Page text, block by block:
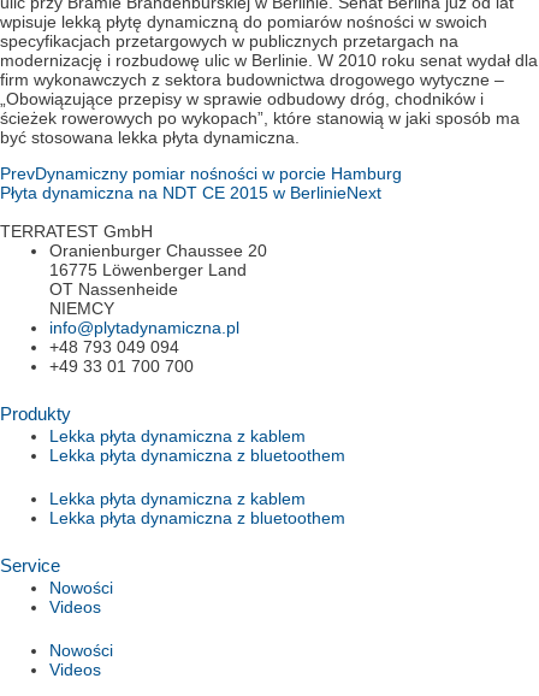
wpisuje lekką płytę dynamiczną do pomiarów nośności w swoich
specyfikacjach przetargowych w publicznych przetargach na
modernizację i rozbudowę ulic w Berlinie. W 2010 roku senat wydał dla
firm wykonawczych z sektora budownictwa drogowego wytyczne –
„Obowiązujące przepisy w sprawie odbudowy dróg, chodników i
ścieżek rowerowych po wykopach”, które stanowią w jaki sposób ma
być stosowana lekka płyta dynamiczna.
PrevDynamiczny pomiar nośności w porcie Hamburg
Płyta dynamiczna na NDT CE 2015 w BerlinieNext
TERRATEST GmbH
Oranienburger Chaussee 20
16775 Löwenberger Land
OT Nassenheide
NIEMCY
info@plytadynamiczna.pl
+48 793 049 094
+49 33 01 700 700
Produkty
Lekka płyta dynamiczna z kablem
Lekka płyta dynamiczna z bluetoothem
Lekka płyta dynamiczna z kablem
Lekka płyta dynamiczna z bluetoothem
Service
Nowości
Videos
Nowości
Videos